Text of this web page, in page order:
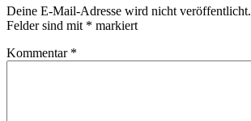
Deine E-Mail-Adresse wird nicht veröffentlicht.
Felder sind mit * markiert
Kommentar *